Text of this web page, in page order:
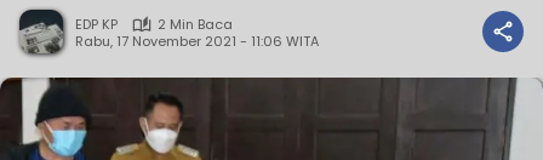
EDP KP
2 Min Baca
Rabu, 17 November 2021 - 11:06 WITA